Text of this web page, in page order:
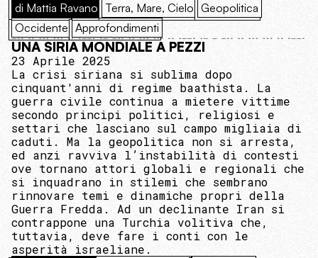
di Mattia Ravano Terra, Mare, Cielo Geopolitica
Occidente Approfondimenti
UNA SIRIA MONDIALE A PEZZI
23 Aprile 2025
La crisi siriana si sublima dopo
cinquant'anni di regime baathista. La
guerra civile continua a mietere vittime
secondo principi politici, religiosi e
settari che lasciano sul campo migliaia di
caduti. Ma la geopolitica non si arresta,
ed anzi ravviva l’instabilità di contesti
ove tornano attori globali e regionali che
si inquadrano in stilemi che sembrano
rinnovare temi e dinamiche propri della
Guerra Fredda. Ad un declinante Iran si
contrappone una Turchia volitiva che,
tuttavia, deve fare i conti con le
asperità israeliane.